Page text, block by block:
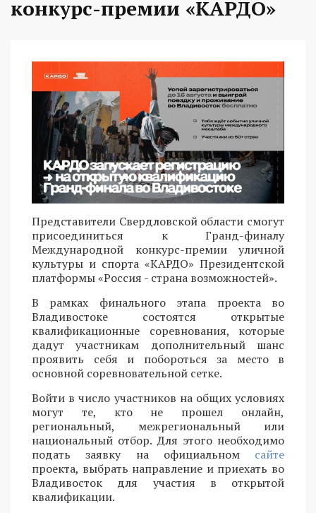
конкурс-премии «КАРДО»
Представители Свердловской области смогут
присоединиться к Гранд-финалу
Международной конкурс-премии уличной
культуры и спорта «КАРДО» Президентской
платформы «Россия - страна возможностей».
В рамках финального этапа проекта во
Владивостоке состоятся открытые
квалификационные соревнования, которые
дадут участникам дополнительный шанс
проявить себя и побороться за место в
основной соревновательной сетке.
Войти в число участников на общих условиях
могут те, кто не прошел онлайн,
региональный, межрегиональный или
национальный отбор. Для этого необходимо
подать заявку на официальном сайте
проекта, выбрать направление и приехать во
Владивосток для участия в открытой
квалификации.